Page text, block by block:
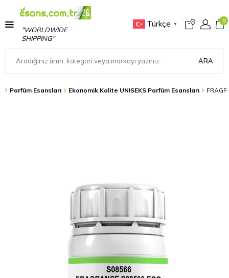
"WORLDWIDE
SHIPPING"
Türkçe ▼
0
ARA
Parfüm Esansları Ekonomik Kalite UNISEKS Parfüm Esansları